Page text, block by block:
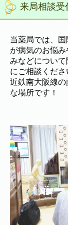
来局相談受
当薬局では、
が病気のお悩
みなどについ
にご相談くださ
近鉄南大阪線
な場所です！